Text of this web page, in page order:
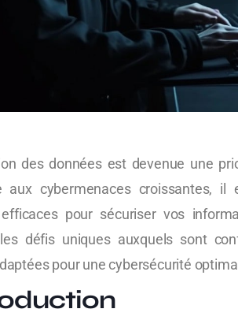
des données est devenue une
aux cybermenaces croissantes,
pour sécuriser vos
défis uniques auxquels sont
pour une cybersécurité